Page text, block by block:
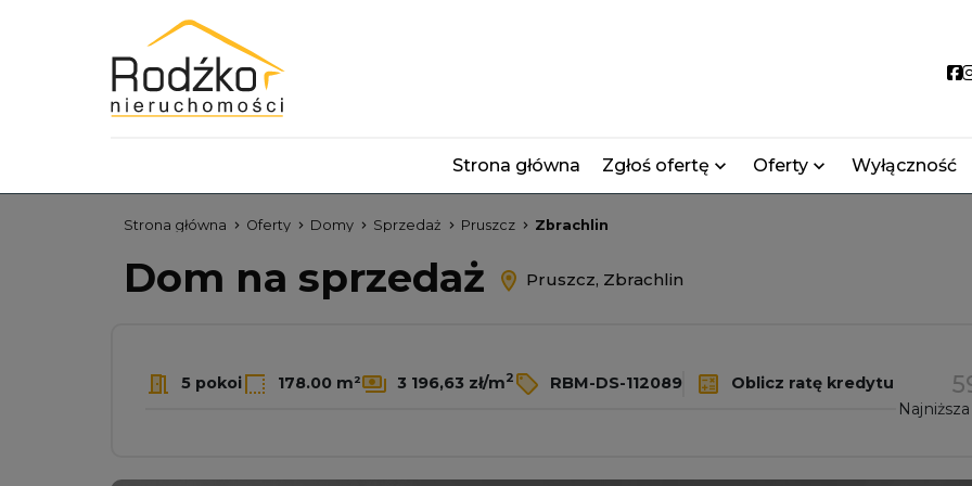
Strona główna Zgłoś ofertę Oferty Wyłączność
Strona główna Oferty Domy Sprzedaż Pruszcz Zbrachlin
Dom na sprzedaż Pruszcz, Zbrachlin
5 pokoi 178.00 m² 3 196,63 zł/m2 RBM-DS-112089 Oblicz ratę kredytu